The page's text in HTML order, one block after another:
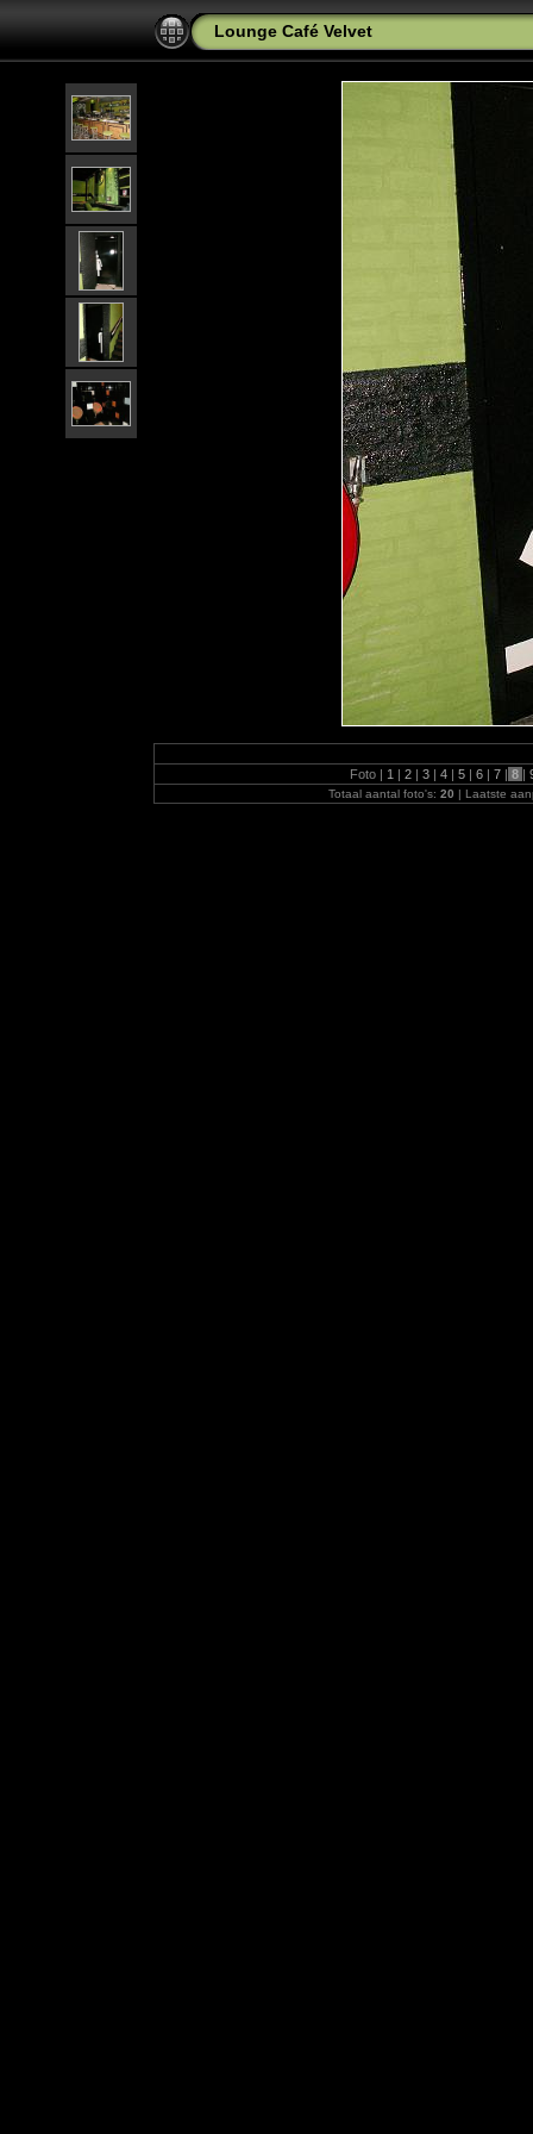
Lounge Café Velvet
Foto | 1 | 2 | 3 | 4 | 5 | 6 | 7 | 8 |
Totaal aantal foto's: 20 | Laatste